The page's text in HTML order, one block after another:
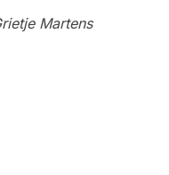
Martens